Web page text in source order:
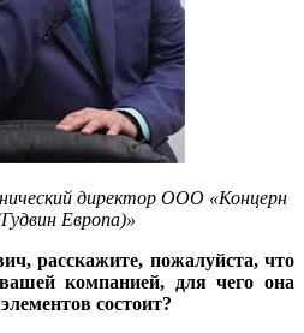
директор ООО «Концерн
Европа)»
расскажите, пожалуйста, что
компанией, для чего она
состоит?